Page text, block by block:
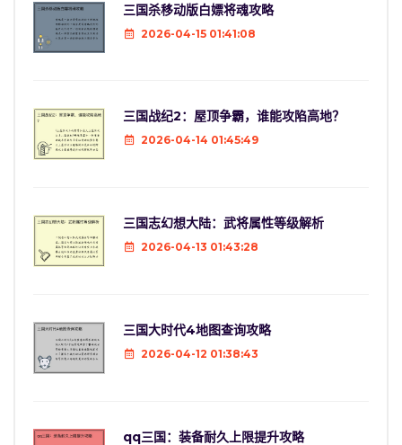
三国杀移动版白嫖将魂攻略
2026-04-15 01:41:08
三国战纪2：屋顶争霸，谁能攻陷高地？
2026-04-14 01:45:49
三国志幻想大陆：武将属性等级解析
2026-04-13 01:43:28
三国大时代4地图查询攻略
2026-04-12 01:38:43
qq三国：装备耐久上限提升攻略